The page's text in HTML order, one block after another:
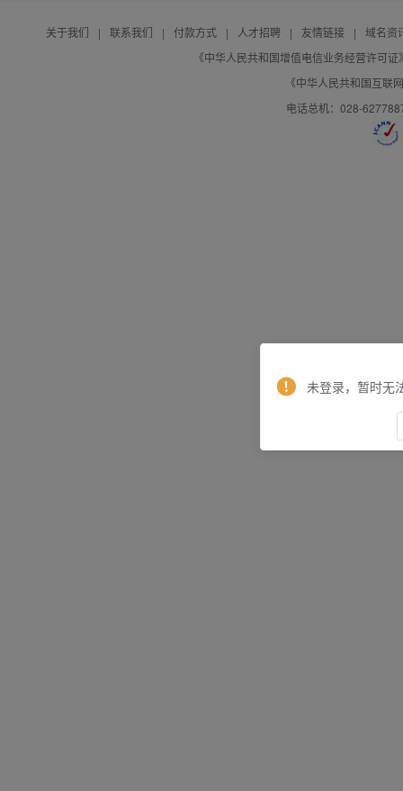
关于我们 | 联系我们 | 付款方式 | 人才招聘 | 友情链接 |
域名资
《中华人民共和国增值电信业务经营许可
《中华人民共和国互联
电话总机：028-
未登录，暂时无